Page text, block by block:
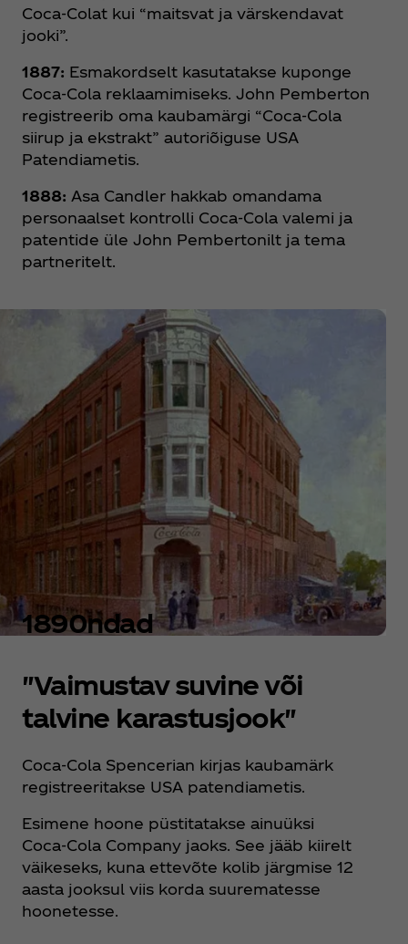
Coca‑Colat kui “maitsvat ja värskendavat
jooki”.
1887: Esmakordselt kasutatakse kuponge
Coca‑Cola reklaamimiseks. John Pemberton
registreerib oma kaubamärgi “Coca‑Cola
siirup ja ekstrakt” autoriõiguse USA
Patendiametis.
1888: Asa Candler hakkab omandama
personaalset kontrolli Coca‑Cola valemi ja
patentide üle John Pembertonilt ja tema
partneritelt.
1890ndad
"Vaimustav suvine või
talvine karastusjook"
Coca‑Cola Spencerian kirjas kaubamärk
registreeritakse USA patendiametis.
Esimene hoone püstitatakse ainuüksi
Coca‑Cola Company jaoks. See jääb kiirelt
väikeseks, kuna ettevõte kolib järgmise 12
aasta jooksul viis korda suurematesse
hoonetesse.